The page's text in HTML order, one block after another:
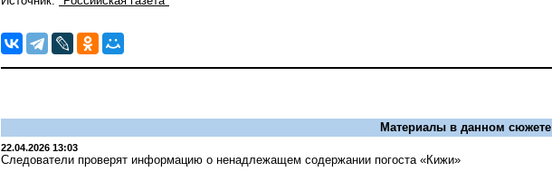
Материалы в данном сюжете
22.04.2026 13:03
Следователи проверят информацию о ненадлежащем содержании погоста «Кижи»